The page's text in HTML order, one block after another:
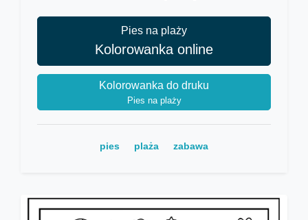
Pies na plaży
Kolorowanka online
Kolorowanka do druku
Pies na plaży
pies plaża zabawa